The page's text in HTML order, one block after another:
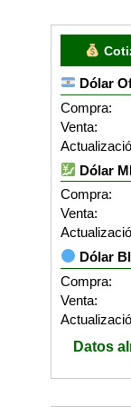
Dólar
Compra:
Venta:
Dólar
Compra:
Venta:
Dólar
Compra:
Venta:
Datos